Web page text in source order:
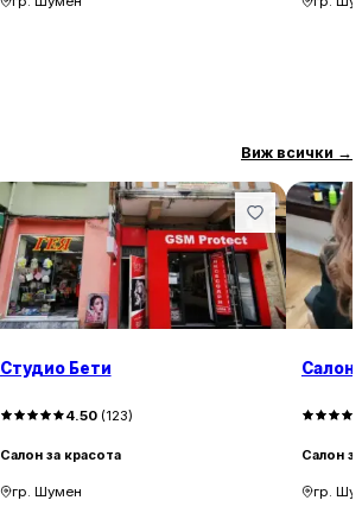
Виж всички →
Студио Бети
4.50(123)
Салон за красота
гр. Шумен
Салон
Салон
гр.